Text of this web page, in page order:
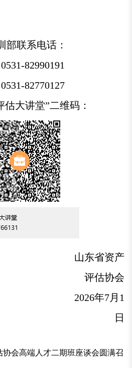
部联系电话：
82990191
82770127
估大讲堂”二维码：
山东省资产
评估协会
2026年7月1
日
协会高端人才二期班座谈会圆满召